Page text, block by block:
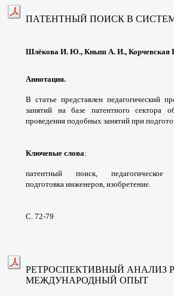
ПАТЕНТНЫЙ ПОИСК В
Шлёкова И. Ю., Кныш А. И.,
Аннотация.
В статье представлен педагогический
занятий на базе патентного сектора
проведения подобных занятий при
Ключевые слова:
патентный поиск,
подготовка инженеров, изобретение.
С. 72-79
РЕТРОСПЕКТИВНЫЙ АНАЛИЗ
МЕЖДУНАРОДНЫЙ ОПЫТ